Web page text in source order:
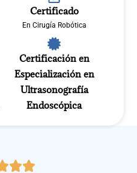
Certificado
En Cirugía Robótica
Certificación en
Especialización en
Ultrasonografía
Endoscópica